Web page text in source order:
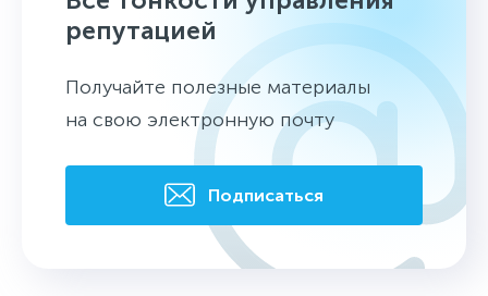
репутацией
Получайте полезные материалы
на свою электронную почту
Подписаться